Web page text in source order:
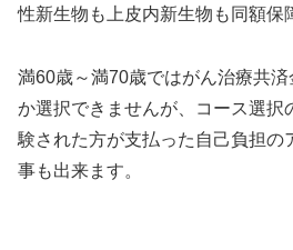
性新生物も上皮内新生物も同額保
満60歳～満70歳ではがん治療共
か選択できませんが、コース選択
験された方が支払った自己負担の
事も出来ます。